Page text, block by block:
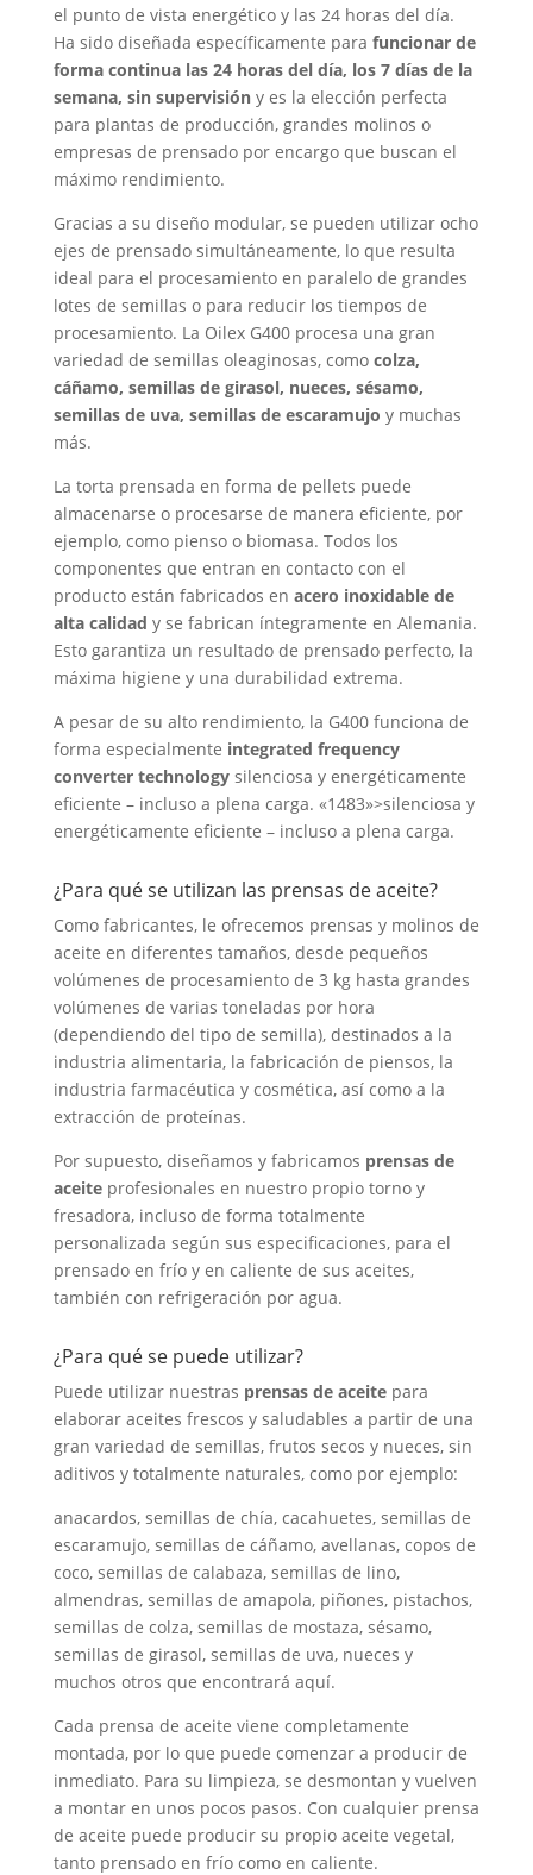
el punto de vista energético y las 24 horas del día.
Ha sido diseñada específicamente para funcionar de
forma continua las 24 horas del día, los 7 días de la
semana, sin supervisióny es la elección perfecta
para plantas de producción, grandes molinos o
empresas de prensado por encargo que buscan el
máximo rendimiento.
Gracias a su diseño modular, se pueden utilizar ocho
ejes de prensado simultáneamente, lo que resulta
ideal para el procesamiento en paralelo de grandes
lotes de semillas o para reducir los tiempos de
procesamiento. La Oilex G400 procesa una gran
variedad de semillas oleaginosas, como colza,
cáñamo, semillas de girasol, nueces, sésamo,
semillas de uva, semillas de escaramujo y muchas
más.
La torta prensada en forma de pellets puede
almacenarse o procesarse de manera eficiente, por
ejemplo, como pienso o biomasa. Todos los
componentes que entran en contacto con el
producto están fabricados en acero inoxidable de
alta calidad y se fabrican íntegramente en Alemania.
Esto garantiza un resultado de prensado perfecto, la
máxima higiene y una durabilidad extrema.
A pesar de su alto rendimiento, la G400 funciona de
forma especialmente integrated frequency
converter technologysilenciosa y energéticamente
eficiente – incluso a plena carga. «1483»>silenciosa y
energéticamente eficiente – incluso a plena carga.
¿Para qué se utilizan las prensas de aceite?
Como fabricantes, le ofrecemos prensas y molinos de
aceite en diferentes tamaños, desde pequeños
volúmenes de procesamiento de 3 kg hasta grandes
volúmenes de varias toneladas por hora
(dependiendo del tipo de semilla), destinados a la
industria alimentaria, la fabricación de piensos, la
industria farmacéutica y cosmética, así como a la
extracción de proteínas.
Por supuesto, diseñamos y fabricamos prensas de
aceiteprofesionales en nuestro propio torno y
fresadora, incluso de forma totalmente
personalizada según sus especificaciones, para el
prensado en frío y en caliente de sus aceites,
también con refrigeración por agua.
¿Para qué se puede utilizar?
Puede utilizar nuestras prensas de aceitepara
elaborar aceites frescos y saludables a partir de una
gran variedad de semillas, frutos secos y nueces, sin
aditivos y totalmente naturales, como por ejemplo:
anacardos, semillas de chía, cacahuetes, semillas de
escaramujo, semillas de cáñamo, avellanas, copos de
coco, semillas de calabaza, semillas de lino,
almendras, semillas de amapola, piñones, pistachos,
semillas de colza, semillas de mostaza, sésamo,
semillas de girasol, semillas de uva, nueces y
muchos otros que encontrará aquí.
Cada prensa de aceite viene completamente
montada, por lo que puede comenzar a producir de
inmediato. Para su limpieza, se desmontan y vuelven
a montar en unos pocos pasos. Con cualquier prensa
de aceite puede producir su propio aceite vegetal,
tanto prensado en frío como en caliente.